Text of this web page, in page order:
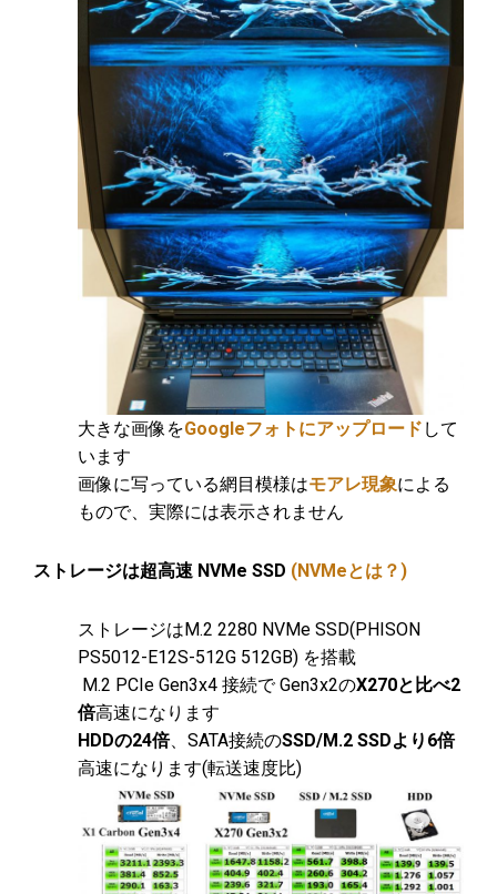
大きな画像をGoogleフォトにアップロード して
います
画像に写っている網目模様はモアレ現象による
もので、実際には表示されません
ストレージは超高速 NVMe SSD (NVMeとは？)
ストレージはM.2 2280 NVMe SSD(PHISON
PS5012-E12S-512G 512GB​) を搭載
M.2 PCIe Gen3x4 接続で Gen3x2のX270と比べ2
倍高速になります
HDDの24倍、SATA接続のSSD/M.2 SSDより6倍
高速になります(転送速度比)